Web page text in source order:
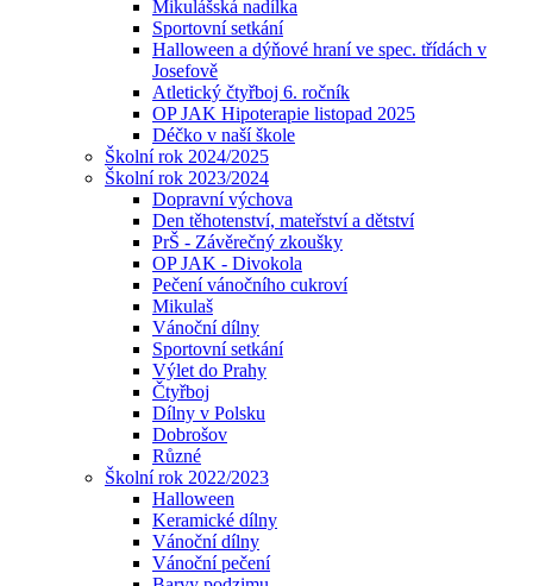
Mikulášská nadílka
Sportovní setkání
Halloween a dýňové hraní ve spec. třídách v
Josefově
Atletický čtyřboj 6. ročník
OP JAK Hipoterapie listopad 2025
Déčko v naší škole
Školní rok 2024/2025
Školní rok 2023/2024
Dopravní výchova
Den těhotenství, mateřství a dětství
PrŠ - Závěrečný zkoušky
OP JAK - Divokola
Pečení vánočního cukroví
Mikulaš
Vánoční dílny
Sportovní setkání
Výlet do Prahy
Čtyřboj
Dílny v Polsku
Dobrošov
Různé
Školní rok 2022/2023
Halloween
Keramické dílny
Vánoční dílny
Vánoční pečení